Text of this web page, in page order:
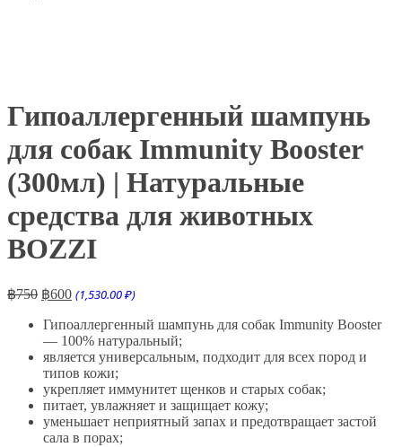
Гипоаллергенный шампунь
для собак Immunity Booster
(300мл) | Натуральные
средства для животных
BOZZI
฿750 Первоначальная
составляла
฿750.
฿600Текущая
฿600.
(1,530.00 ₽)
Гипоаллергенный шампунь для собак Immunity Booster
— 100% натуральный;
является универсальным, подходит для всех пород и
типов кожи;
укрепляет иммунитет щенков и старых собак;
питает, увлажняет и защищает кожу;
уменьшает неприятный запах и предотвращает застой
сала в порах;